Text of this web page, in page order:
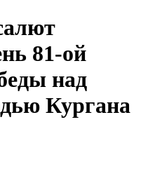
81-ой
над
Кургана